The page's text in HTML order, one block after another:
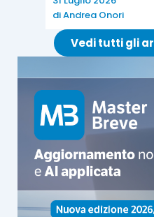
diAndrea Onori
Vedi tutti gli